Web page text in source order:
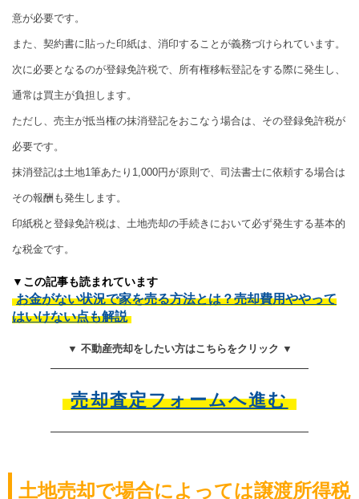
意が必要です。
また、契約書に貼った印紙は、消印することが義務づけられています。
次に必要となるのが登録免許税で、所有権移転登記をする際に発生し、
通常は買主が負担します。
ただし、売主が抵当権の抹消登記をおこなう場合は、その登録免許税が
必要です。
抹消登記は土地1筆あたり1,000円が原則で、司法書士に依頼する場合は
その報酬も発生します。
印紙税と登録免許税は、土地売却の手続きにおいて必ず発生する基本的
な税金です。
▼この記事も読まれています
お金がない状況で家を売る方法とは？売却費用ややって
はいけない点も解説
▼ 不動産売却をしたい方はこちらをクリック ▼
売却査定フォームへ進む
土地売却で場合によっては譲渡所得税